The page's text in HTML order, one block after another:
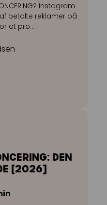
Instagram
betalte reklamer på
at pro…
DEN
[2026]